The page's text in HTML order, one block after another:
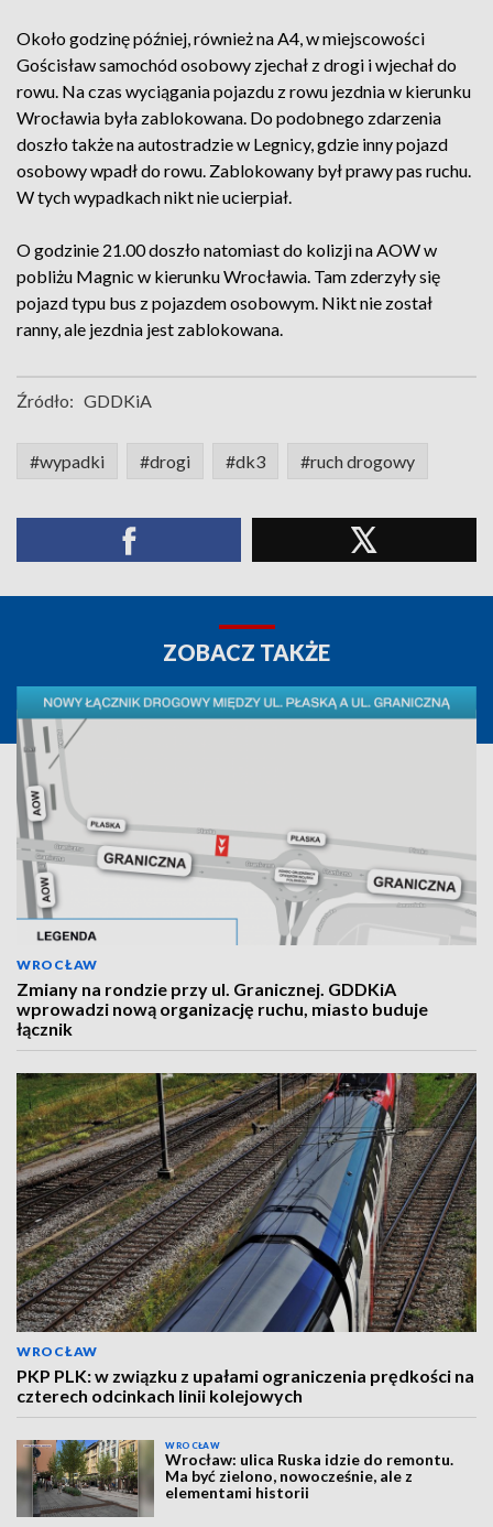
Około godzinę później, również na A4, w miejscowości
Gościsław samochód osobowy zjechał z drogi i wjechał do
rowu. Na czas wyciągania pojazdu z rowu jezdnia w kierunku
Wrocławia była zablokowana. Do podobnego zdarzenia
doszło także na autostradzie w Legnicy, gdzie inny pojazd
osobowy wpadł do rowu. Zablokowany był prawy pas ruchu.
W tych wypadkach nikt nie ucierpiał.
O godzinie 21.00 doszło natomiast do kolizji na AOW w
pobliżu Magnic w kierunku Wrocławia. Tam zderzyły się
pojazd typu bus z pojazdem osobowym. Nikt nie został
ranny, ale jezdnia jest zablokowana.
Źródło: GDDKiA
#wypadki #drogi #dk3 #ruch drogowy
ZOBACZ TAKŻE
WROCŁAW
Zmiany na rondzie przy ul. Granicznej. GDDKiA
wprowadzi nową organizację ruchu, miasto buduje
łącznik
WROCŁAW
PKP PLK: w związku z upałami ograniczenia prędkości na
czterech odcinkach linii kolejowych
WROCŁAW
Wrocław: ulica Ruska idzie do remontu.
Ma być zielono, nowocześnie, ale z
elementami historii